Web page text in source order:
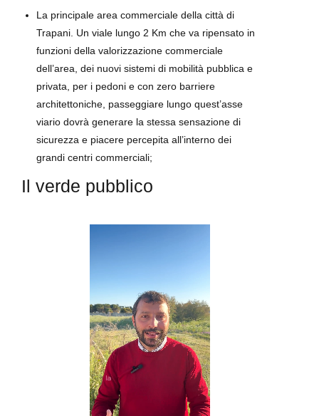
La principale area commerciale della città di
Trapani. Un viale lungo 2 Km che va ripensato in
funzioni della valorizzazione commerciale
dell’area, dei nuovi sistemi di mobilità pubblica e
privata, per i pedoni e con zero barriere
architettoniche, passeggiare lungo quest’asse
viario dovrà generare la stessa sensazione di
sicurezza e piacere percepita all’interno dei
grandi centri commerciali;
Il verde pubblico